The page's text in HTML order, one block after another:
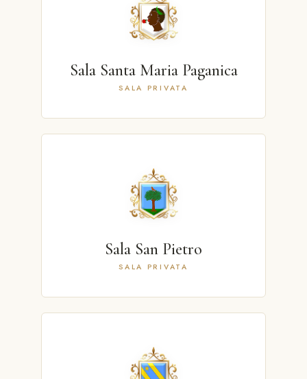
Sala Santa Maria Paganica
SALA PRIVATA
Sala San Pietro
SALA PRIVATA